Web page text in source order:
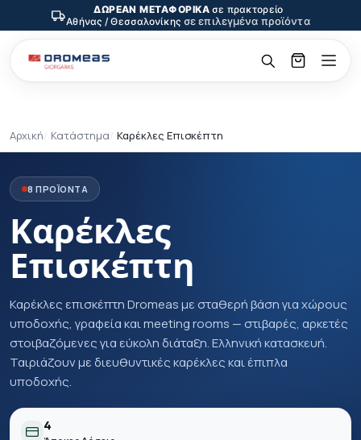
ΔΩΡΕΑΝ ΜΕΤΑΦΟΡΙΚΑ σε πρακτορείο
Αθήνας / Θεσσαλονίκης σε επιλεγμένα προϊόντα
Αρχική Κατάστημα Καρέκλες Επισκέπτη
8 ΠΡΟΪΟΝΤΑ
Καρέκλες
Επισκέπτη
Καρέκλες επισκέπτη Dromeas με σταθερή βάση για χώρους
υποδοχής, γραφεία και meeting rooms — στιβαρές, αρκετές
στοιβαζόμενες για εύκολη διάταξη. Ελληνική κατασκευή.
Ταιριάζουν με διευθυντικές καρέκλες και έπιπλα
υποδοχής.
4